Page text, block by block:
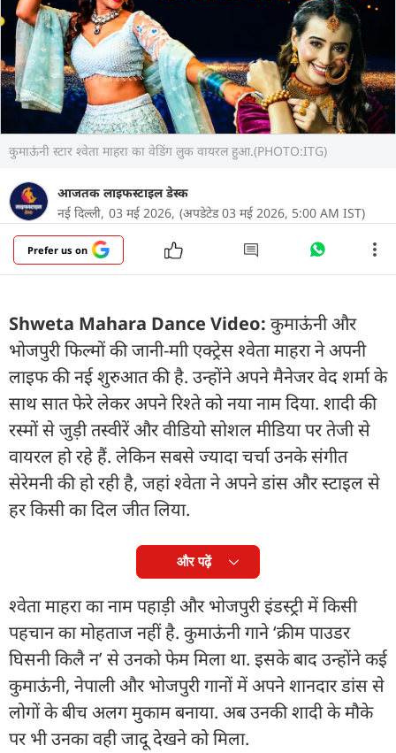
कुमाऊंनी स्टार श्वेता माहरा का वेडिंग लुक वायरल हुआ.(PHOTO:ITG)
आजतक लाइफस्टाइल डेस्क
नई दिल्ली, 03 मई 2026, (अपडेटेड 03 मई 2026, 5:00 AM IST)
Prefer us on
Shweta Mahara Dance Video: कुमाऊंनी और
भोजपुरी फिल्मों की जानी-माी एक्ट्रेस श्वेता माहरा ने अपनी
लाइफ की नई शुरुआत की है. उन्होंने अपने मैनेजर वेद शर्मा के
साथ सात फेरे लेकर अपने रिश्ते को नया नाम दिया. शादी की
रस्मों से जुड़ी तस्वीरें और वीडियो सोशल मीडिया पर तेजी से
वायरल हो रहे हैं. लेकिन सबसे ज्यादा चर्चा उनके संगीत
सेरेमनी की हो रही है, जहां श्वेता ने अपने डांस और स्टाइल से
हर किसी का दिल जीत लिया.
और पढ़ें
श्वेता माहरा का नाम पहाड़ी और भोजपुरी इंडस्ट्री में किसी
पहचान का मोहताज नहीं है. कुमाऊंनी गाने ‘क्रीम पाउडर
घिसनी किलै न’ से उनको फेम मिला था. इसके बाद उन्होंने कई
कुमाऊंनी, नेपाली और भोजपुरी गानों में अपने शानदार डांस से
लोगों के बीच अलग मुकाम बनाया. अब उनकी शादी के मौके
पर भी उनका वही जादू देखने को मिला.